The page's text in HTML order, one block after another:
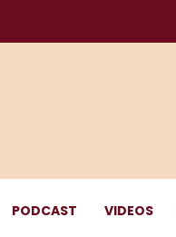
PODCAST VIDEOS